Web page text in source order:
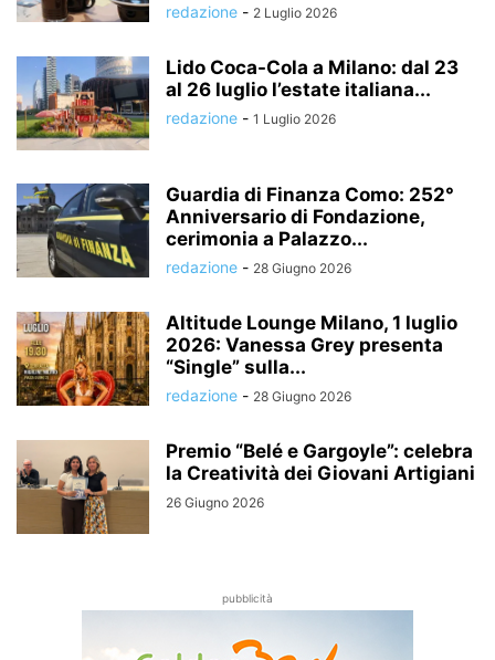
redazione - 2 Luglio 2026
Lido Coca-Cola a Milano: dal 23
al 26 luglio l’estate italiana...
redazione - 1 Luglio 2026
Guardia di Finanza Como: 252°
Anniversario di Fondazione,
cerimonia a Palazzo...
redazione - 28 Giugno 2026
Altitude Lounge Milano, 1 luglio
2026: Vanessa Grey presenta
“Single” sulla...
redazione - 28 Giugno 2026
Premio “Belé e Gargoyle”: celebra
la Creatività dei Giovani Artigiani
26 Giugno 2026
pubblicità